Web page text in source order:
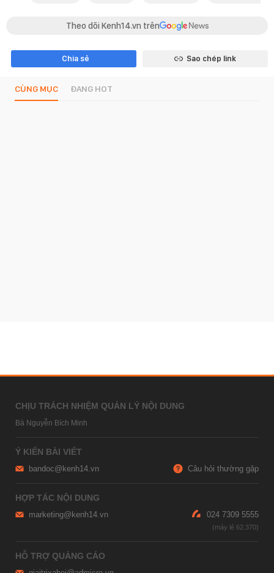
Theo dõi Kenh14.vn trên
Chia sẻ Sao chép link
CÙNG MỤC ĐANG HOT
CHỊU TRÁCH NHIỆM QUẢN LÝ NỘI DUNG
Bà Nguyễn Bích Minh
Ý KIẾN BÀI VIẾT
bandoc@kenh14.vn Câu hỏi thường gặp
HỢP TÁC NỘI DUNG
marketing@kenh14.vn 024 7309 5555
HỖ TRỢ QUẢNG CÁO